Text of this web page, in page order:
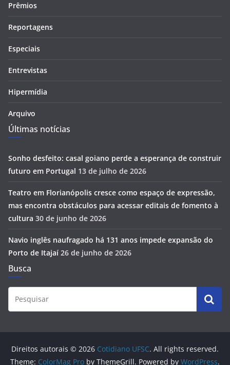
Prêmios
Reportagens
Especiais
Entrevistas
Hipermídia
Arquivo
Últimas notícias
Sonho desfeito: casal goiano perde a esperança de construir
futuro em Portugal 13 de julho de 2026
Teatro em Florianópolis cresce como espaço de expressão,
mas encontra obstáculos para acessar editais de fomento à
cultura 30 de junho de 2026
Navio inglês naufragado há 131 anos impede expansão do
Porto de Itajaí 26 de junho de 2026
Busca
Direitos autorais © 2026 Cotidiano UFSC. All rights reserved.
Theme: ColorMag Pro by ThemeGrill. Powered by WordPress.